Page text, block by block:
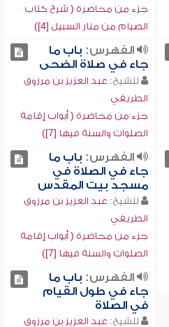
جزء من محاضرة ( شرح كتاب
الصيام من منار السبيل [4])
الفهرس: باب ما
جاء في صلاة الضحى
للشيخ: عبد العزيز بن مرزوق
الطريفي
جزء من محاضرة ( أبواب إقامة
الصلوات والسنة فيها [7])
الفهرس: باب ما
جاء في الصلاة في
مسجد بيت المقدس
للشيخ: عبد العزيز بن مرزوق
الطريفي
جزء من محاضرة ( أبواب إقامة
الصلوات والسنة فيها [7])
الفهرس: باب ما
جاء في طول القيام
في الصلاة
للشيخ: عبد العزيز بن مرزوق